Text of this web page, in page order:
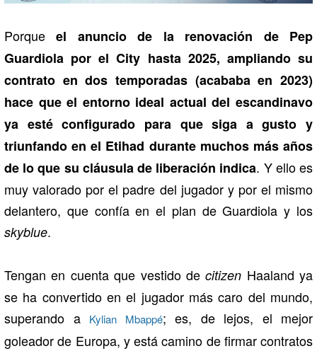
Porqueel anuncio de la renovación de Pep
Guardiola por el City hasta 2025, ampliando su
contrato en dos temporadas (acababa en 2023)
hace que el entorno ideal actual del escandinavo
ya esté configurado para que siga a gusto y
triunfando en el Etihad durante muchos más años
de lo que su cláusula de liberación indica. Y ello es
muy valorado por el padre del jugador y por el mismo
delantero, que confía en el plan de Guardiola y los
skyblue.
Tengan en cuenta que vestido decitizen Haaland ya
se ha convertido en el jugador más caro del mundo,
superando a
Kylian Mbappé; es, de lejos, el mejor
goleador de Europa, y está camino de firmar contratos